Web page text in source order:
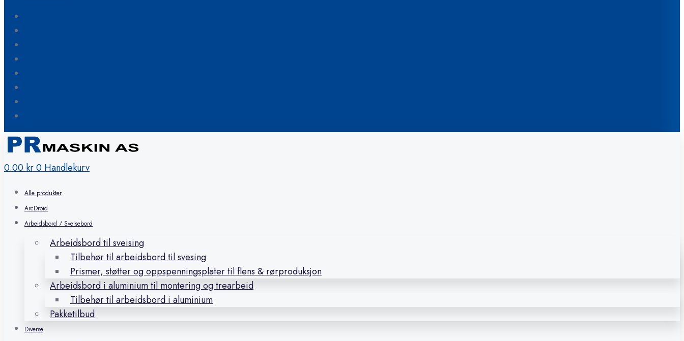
0.00 kr0 Handlekurv
Alle produkter
ArcDroid
Arbeidsbord / Sveisebord
Arbeidsbord til sveising
Tilbehør til arbeidsbord til svesing
Prismer, støtter og oppspenningsplater til flens & rørproduksjon
Arbeidsbord i aluminium til montering og trearbeid
Tilbehør til arbeidsbord i aluminium
Pakketilbud
Diverse